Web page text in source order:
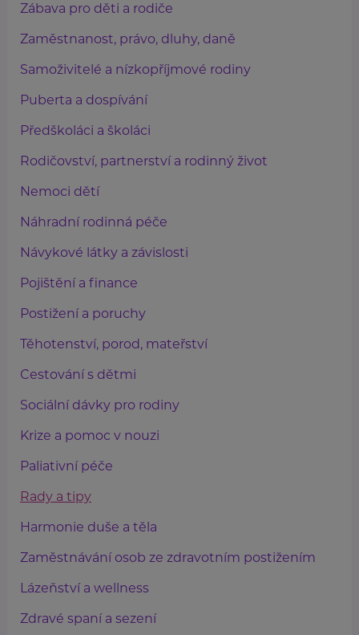
Zábava pro děti a rodiče
Zaměstnanost, právo, dluhy, daně
Samoživitelé a nízkopříjmové rodiny
Puberta a dospívání
Předškoláci a školáci
Rodičovství, partnerství a rodinný život
Nemoci dětí
Náhradní rodinná péče
Návykové látky a závislosti
Pojištění a finance
Postižení a poruchy
Těhotenství, porod, mateřství
Cestování s dětmi
Sociální dávky pro rodiny
Krize a pomoc v nouzi
Paliativní péče
Rady a tipy
Harmonie duše a těla
Zaměstnávání osob ze zdravotním postižením
Lázeňství a wellness
Zdravé spaní a sezení